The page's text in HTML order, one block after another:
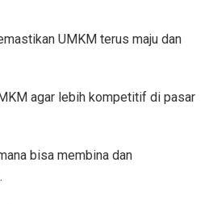
UMKM terus maju dan
agar lebih kompetitif di pasar
bisa membina dan